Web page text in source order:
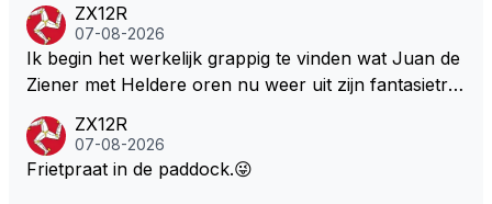
ZX12R
07-08-2026
Ik begin het werkelijk grappig te vinden wat Juan de
Ziener met Heldere oren nu weer uit zijn fantasietro
zijn eigen lege geest, of, hij behoort tot de intimi van
Team Verstappen...., Praten doet ie in iedergeval ma
ZX12R
07-08-2026
Frietpraat in de paddock.😜